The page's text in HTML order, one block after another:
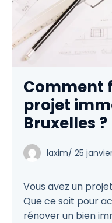
Comment
projet
Bruxelles ?
laxim/ 25
Vous avez un
Que ce soit pour
rénover un bien